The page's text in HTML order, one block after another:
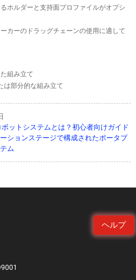
ヘルプ
ホルダーと支持面プロファイルがオプシ
カーのドラッグチェーンの使用に適して
組み立て
は部分的な組み立て
ットシステムとは？初心者向けガイド
ションステージで構成されたポータブ
ム